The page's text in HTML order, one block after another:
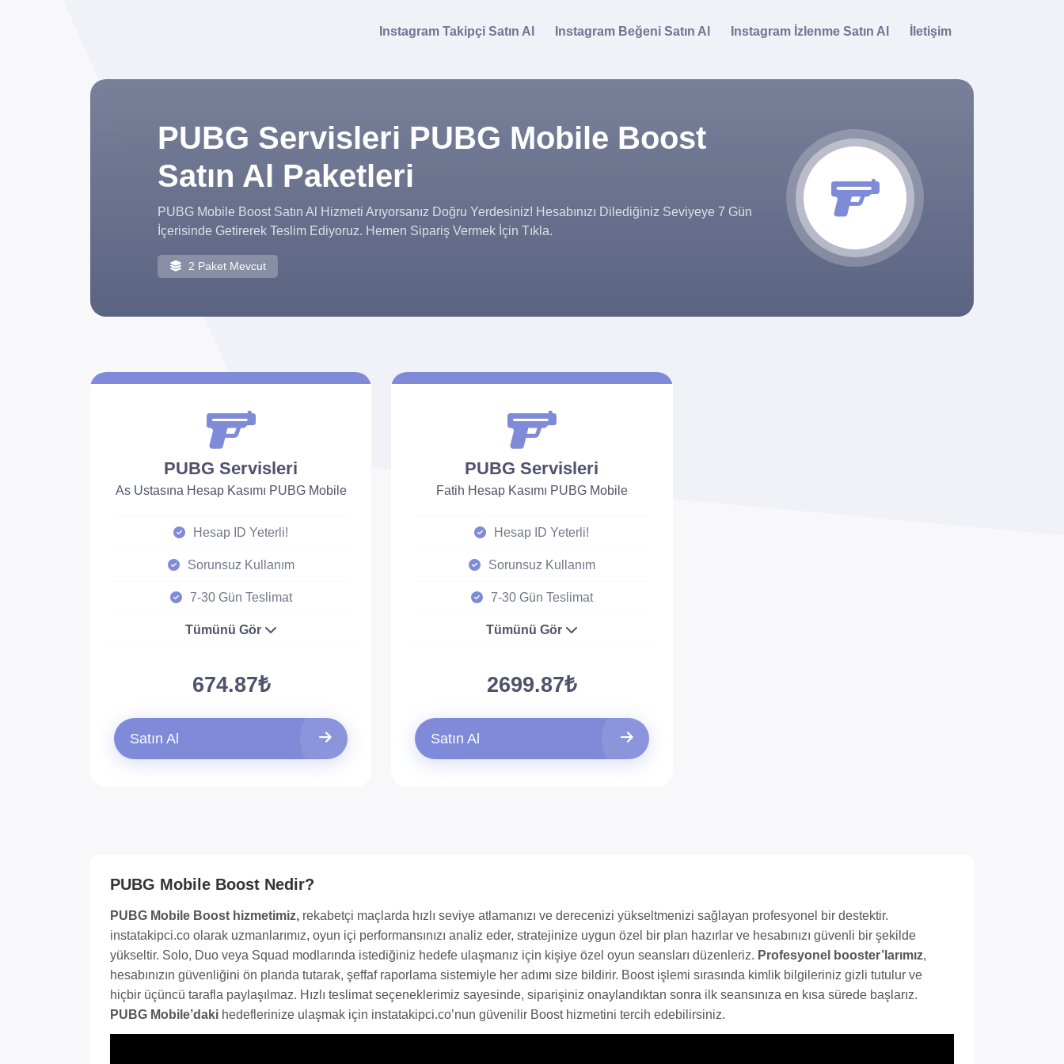
Instagram Takipçi Satın Al Instagram Beğeni Satın Al Instagram İzlenme Satın Al İletişim
PUBG Servisleri PUBG Mobile Boost
Satın Al Paketleri
PUBG Mobile Boost Satın Al Hizmeti Arıyorsanız Doğru Yerdesiniz! Hesabınızı Dilediğiniz Seviyeye 7 Gün
İçerisinde Getirerek Teslim Ediyoruz. Hemen Sipariş Vermek İçin Tıkla.
2 Paket Mevcut
PUBG Servisleri
As Ustasına Hesap Kasımı PUBG Mobile
Hesap ID Yeterli!
Sorunsuz Kullanım
7-30 Gün Teslimat
Tümünü Gör
674.87₺
Satın Al
PUBG Servisleri
Fatih Hesap Kasımı PUBG Mobile
Hesap ID Yeterli!
Sorunsuz Kullanım
7-30 Gün Teslimat
Tümünü Gör
2699.87₺
Satın Al
PUBG Mobile Boost Nedir?
PUBG Mobile Boost hizmetimiz, rekabetçi maçlarda hızlı seviye atlamanızı ve derecenizi yükseltmenizi sağlayan profesyonel bir destektir.
instatakipci.co olarak uzmanlarımız, oyun içi performansınızı analiz eder, stratejinize uygun özel bir plan hazırlar ve hesabınızı güvenli bir şekilde
yükseltir. Solo, Duo veya Squad modlarında istediğiniz hedefe ulaşmanız için kişiye özel oyun seansları düzenleriz. Profesyonel booster’larımız,
hesabınızın güvenliğini ön planda tutarak, şeffaf raporlama sistemiyle her adımı size bildirir. Boost işlemi sırasında kimlik bilgileriniz gizli tutulur ve
hiçbir üçüncü tarafla paylaşılmaz. Hızlı teslimat seçeneklerimiz sayesinde, siparişiniz onaylandıktan sonra ilk seansınıza en kısa sürede başlarız.
PUBG Mobile’daki hedeflerinize ulaşmak için instatakipci.co’nun güvenilir Boost hizmetini tercih edebilirsiniz.